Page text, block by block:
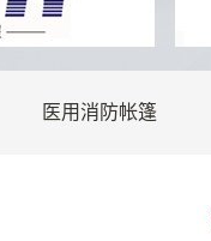
医用消防帐篷